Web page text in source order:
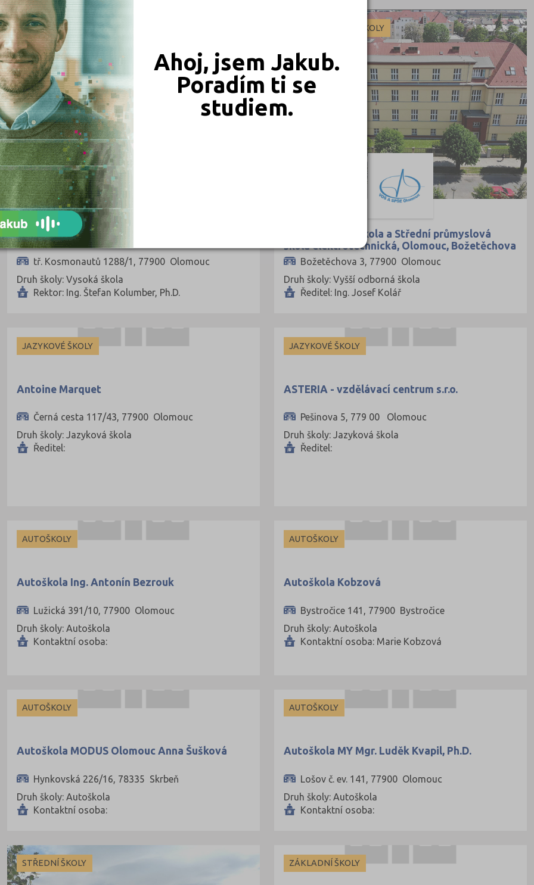
Ahoj, jsem Jakub.
Poradím ti se
studiem.
VYSOKÉ ŠKOLY
Moravská vysoká škola Olomouc, o.p.s.
tř. Kosmonautů 1288/1, 77900 Olomouc
Druh školy: Vysoká škola
Rektor: Ing. Štefan Kolumber, Ph.D.
VYŠŠÍ ODBORNÉ ŠKOLY
Vyšší odborná škola a Střední průmyslová
škola elektrotechnická, Olomouc, Božetěchova
3
Božetěchova 3, 77900 Olomouc
Druh školy: Vyšší odborná škola
Ředitel: Ing. Josef Kolář
JAZYKOVÉ ŠKOLY
Antoine Marquet
Černá cesta 117/43, 77900 Olomouc
Druh školy: Jazyková škola
Ředitel:
JAZYKOVÉ ŠKOLY
ASTERIA - vzdělávací centrum s.r.o.
Pešinova 5, 779 00 Olomouc
Druh školy: Jazyková škola
Ředitel:
AUTOŠKOLY
Autoškola Ing. Antonín Bezrouk
Lužická 391/10, 77900 Olomouc
Druh školy: Autoškola
Kontaktní osoba:
AUTOŠKOLY
Autoškola Kobzová
Bystročice 141, 77900 Bystročice
Druh školy: Autoškola
Kontaktní osoba: Marie Kobzová
AUTOŠKOLY
Autoškola MODUS Olomouc Anna Šušková
Hynkovská 226/16, 78335 Skrbeň
Druh školy: Autoškola
Kontaktní osoba:
AUTOŠKOLY
Autoškola MY Mgr. Luděk Kvapil, Ph.D.
Lošov č. ev. 141, 77900 Olomouc
Druh školy: Autoškola
Kontaktní osoba:
STŘEDNÍ ŠKOLY ZÁKLADNÍ ŠKOLY